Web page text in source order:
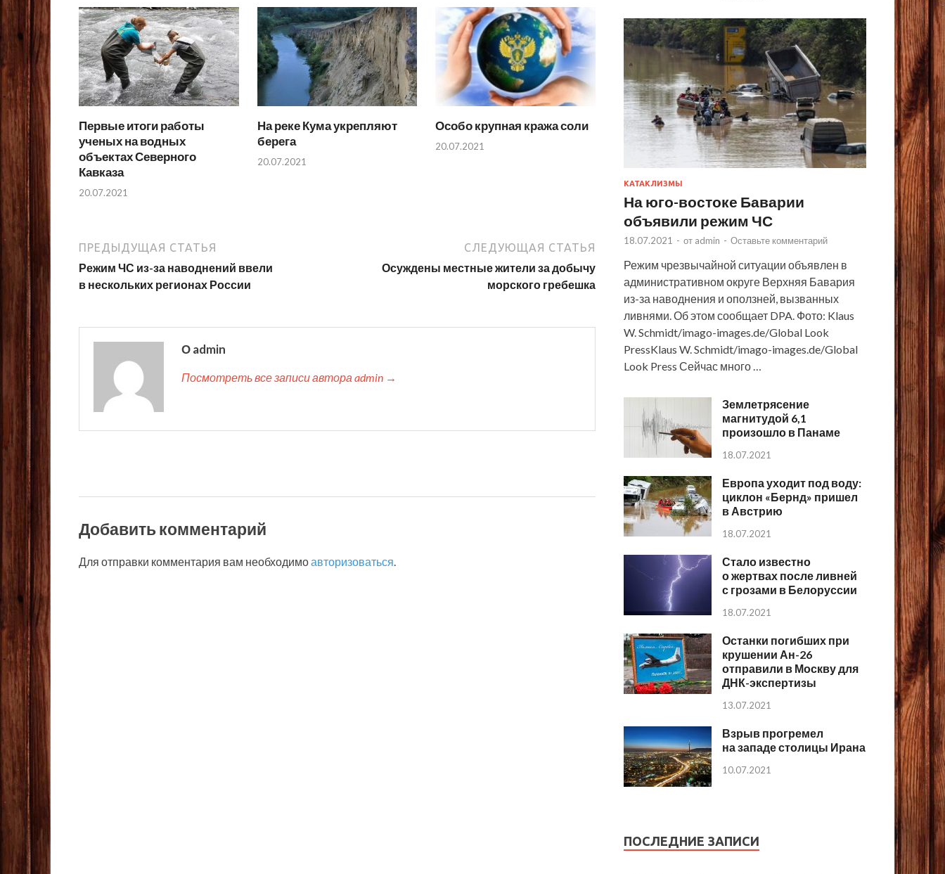
Первые итоги работы
ученых на водных
объектах Северного
Кавказа
20.07.2021
На реке Кума укрепляют
берега
20.07.2021
Особо крупная кража соли
20.07.2021
ПРЕДЫДУЩАЯ СТАТЬЯ
Режим ЧС из-за наводнений ввели
в нескольких регионах России
СЛЕДУЮЩАЯ СТАТЬЯ
Осуждены местные жители за добычу
морского гребешка
О admin
Посмотреть все записи автора admin →
Добавить комментарий
Для отправки комментария вам необходимоавторизоваться.
КАТАКЛИЗМЫ
На юго-востоке Баварии
объявили режим ЧС
18.07.2021 - от admin - Оставьте комментарий
Режим чрезвычайной ситуации объявлен в
административном округе Верхняя Бавария
из-за наводнения и оползней, вызванных
ливнями. Об этом сообщает DPA. Фото: Klaus
W. Schmidt/imago-images.de/Global Look
PressKlaus W. Schmidt/imago-images.de/Global
Look Press Сейчас много …
Землетрясение
магнитудой 6,1
произошло в Панаме
18.07.2021
Европа уходит под воду:
циклон «Бернд» пришел
в Австрию
18.07.2021
Стало известно
о жертвах после ливней
с грозами в Белоруссии
18.07.2021
Останки погибших при
крушении Ан-26
отправили в Москву для
ДНК-экспертизы
13.07.2021
Взрыв прогремел
на западе столицы Ирана
10.07.2021
ПОСЛЕДНИЕ ЗАПИСИ